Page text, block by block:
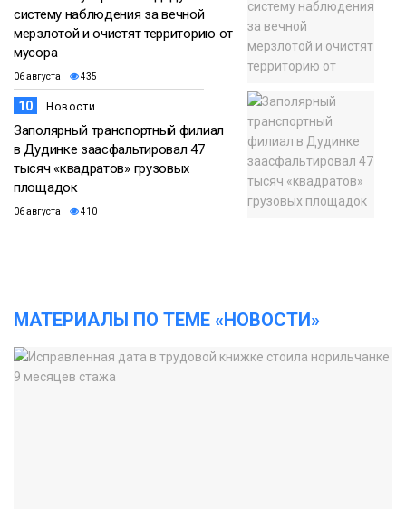
систему наблюдения за вечной
мерзлотой и очистят территорию от
мусора
06 августа 435
10 Новости
Заполярный транспортный филиал
в Дудинке заасфальтировал 47
тысяч «квадратов» грузовых
площадок
06 августа 410
МАТЕРИАЛЫ ПО ТЕМЕ «НОВОСТИ»